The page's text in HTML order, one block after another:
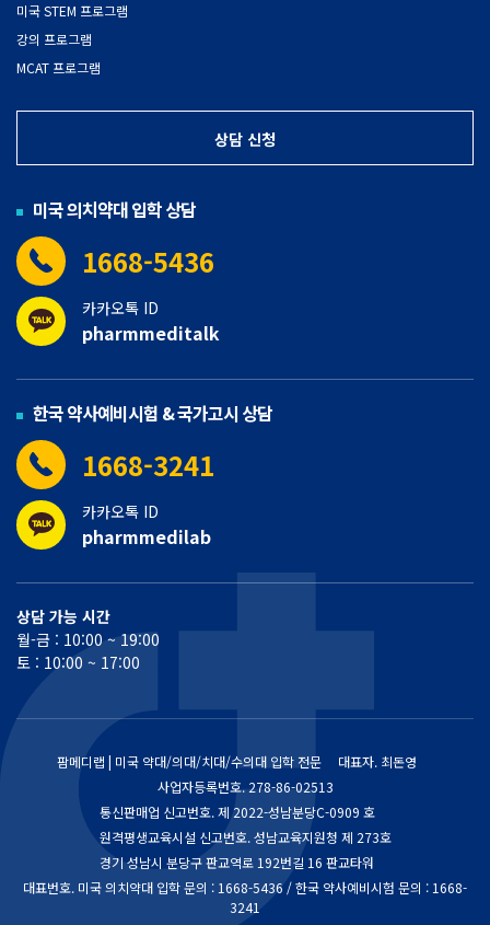
미국 STEM 프로그램
강의 프로그램
MCAT 프로그램
상담 신청
미국 의치약대 입학 상담
1668-5436
카카오톡 ID
pharmmeditalk
한국 약사예비시험 & 국가고시 상담
1668-3241
카카오톡 ID
pharmmedilab
상담 가능 시간
월-금 : 10:00 ~ 19:00
토 : 10:00 ~ 17:00
팜메디랩 | 미국 약대/의대/치대/수의대 입학 전문
대표자. 최돈영
사업자등록번호.278-86-02513
통신판매업 신고번호.제 2022-성남분당C-0909 호
원격평생교육시설 신고번호. 성남교육지원청 제 273호
경기 성남시 분당구 판교역로 192번길 16 판교타워
대표번호. 미국 의치약대 입학 문의 : 1668-5436 / 한국 약사예비시험 문의 : 1668-
3241